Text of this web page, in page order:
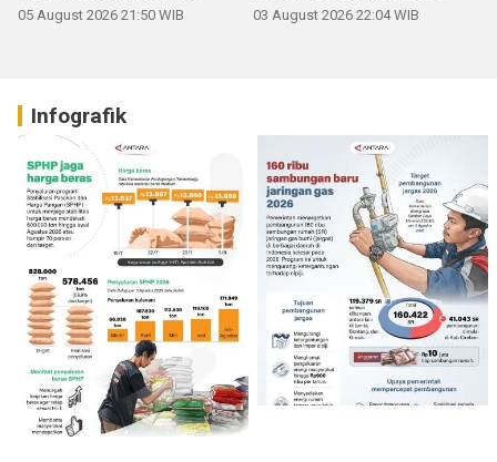
05 August 2026 21:50 WIB 03 August 2026 22:04 WIB
Infografik